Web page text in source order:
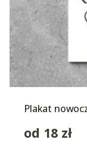
Plakat
od 18 zł